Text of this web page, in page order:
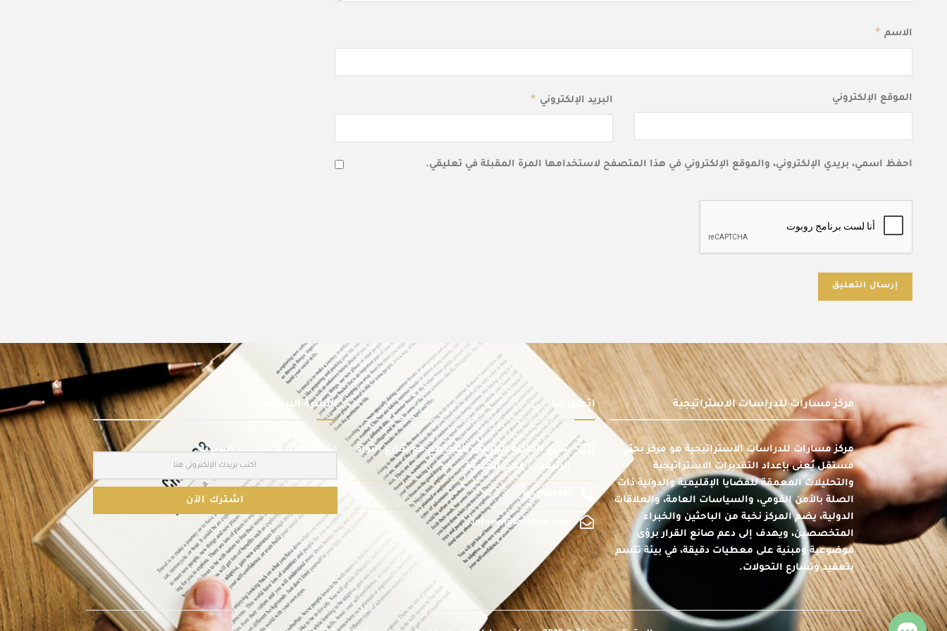
الاسم *
البريد الإلكتروني * الموقع الإلكتروني
احفظ اسمي، بريدي الإلكتروني، والموقع الإلكتروني في هذا المتصفح لاستخدامها المرة المقبلة في تعليقي.
مركز مسارات للدراسات الاستراتيجية
مركز مسارات للدراسات الاستراتيجية هو مركز بحثي
مستقل يُعنى بإعداد التقديرات الاستراتيجية
والتحليلات المعمقة للقضايا الإقليمية والدولية ذات
الصلة بالأمن القومي، والسياسات العامة، والعلاقات
الدولية، يضم المركز نخبة من الباحثين والخبراء
المتخصصين، ويهدف إلى دعم صانع القرار برؤى
موضوعية ومبنية على معطيات دقيقة، في بيئة تتسم
بتعقيد وتسارع التحولات.
اتصل بنا
شارع الماظة الرئيسى بالتقاطع مع شارع الثورة
الرئيسى - مصر الجديدة
٠١٠٠٣٧٤٤٩٩١
info@masarat-ss.com
النشرة البريدية
اشترك الآن في نشرتنا البريدية: